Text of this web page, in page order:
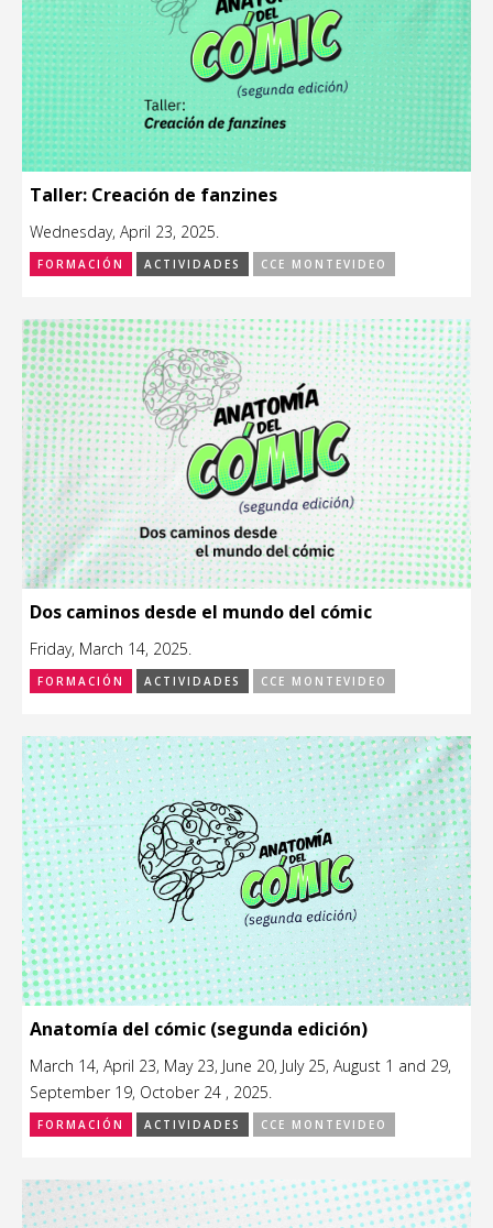
Taller: Creación de fanzines
Wednesday, April 23, 2025.
FORMACIÓN ACTIVIDADES CCE MONTEVIDEO
Dos caminos desde el mundo del cómic
Friday, March 14, 2025.
FORMACIÓN ACTIVIDADES CCE MONTEVIDEO
Anatomía del cómic (segunda edición)
March 14, April 23, May 23, June 20, July 25, August 1 and 29,
September 19, October 24 , 2025.
FORMACIÓN ACTIVIDADES CCE MONTEVIDEO